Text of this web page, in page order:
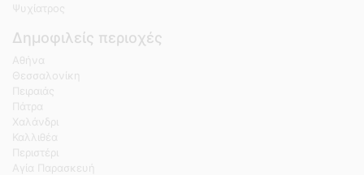
Ψυχίατρος
Δημοφιλείς περιοχές
Αθήνα
Θεσσαλονίκη
Πειραιάς
Πάτρα
Χαλάνδρι
Καλλιθέα
Περιστέρι
Αγία Παρασκευή